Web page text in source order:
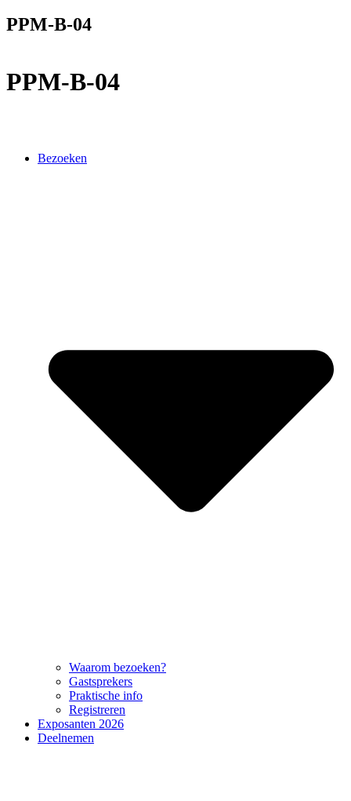
PPM-B-04
PPM-B-04
Bezoeken
Waarom bezoeken?
Gastsprekers
Praktische info
Registreren
Exposanten 2026
Deelnemen